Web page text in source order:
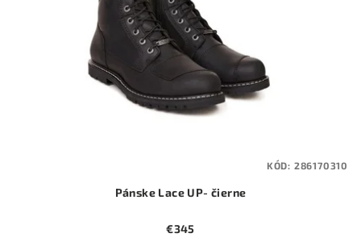
Pánske Lace UP- čierne
€345
KÓD: 286170310